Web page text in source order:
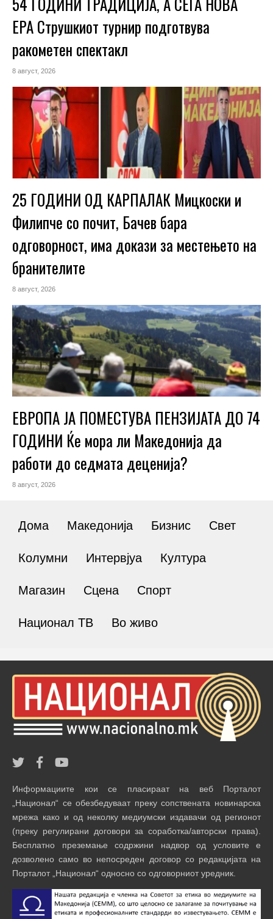
ЕРА Струшкиот турнир подготвува
ракометен спектакл
8 август, 2026
25 ГОДИНИ ОД КАРПАЛАК Мицкоски и
Филипче со почит, Бачев бара
одговорност, има докази за местењето на
бранителите
8 август, 2026
ЕВРОПА ЈА ПОМЕСТУВА ПЕНЗИЈАТА ДО 74
ГОДИНИ Ќе мора ли Македонија да
работи до седмата деценија?
8 август, 2026
Дома Македонија Бизнис Свет
Колумни Интервјуа Култура
Магазин Сцена Спорт
Национал ТВ Во живо
Информациите кои се пласираат на веб Порталот
„Национал“ се обезбедуваат преку сопствената новинарска
мрежа како и од неколку медиумски издавачи од регионот
(преку регулирани договори за соработка/авторски права).
Бесплатно преземање содржини надвор од условите е
дозволено само во непосреден договор со редакцијата на
Порталот „Национал“ односно со одговорниот уредник.